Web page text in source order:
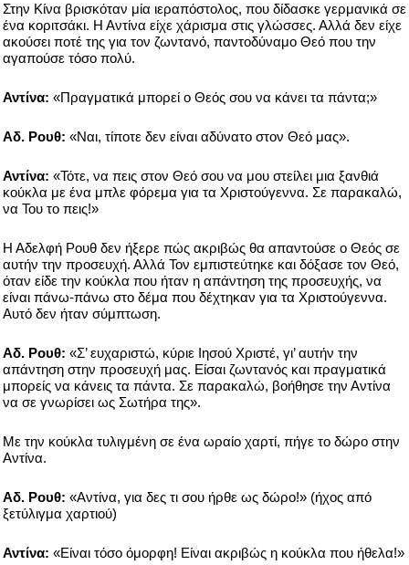
Στην Κίνα βρισκόταν μία ιεραπόστολος, που δίδασκε γερμανικά σε
ένα κοριτσάκι. Η Αντίνα είχε χάρισμα στις γλώσσες. Αλλά δεν είχε
ακούσει ποτέ της για τον ζωντανό, παντοδύναμο Θεό που την
αγαπούσε τόσο πολύ.
Αντίνα: «Πραγματικά μπορεί ο Θεός σου να κάνει τα πάντα;»
Αδ. Ρουθ: «Ναι, τίποτε δεν είναι αδύνατο στον Θεό μας».
Αντίνα: «Τότε, να πεις στον Θεό σου να μου στείλει μια ξανθιά
κούκλα με ένα μπλε φόρεμα για τα Χριστούγεννα. Σε παρακαλώ,
να Του το πεις!»
Η Αδελφή Ρουθ δεν ήξερε πώς ακριβώς θα απαντούσε ο Θεός σε
αυτήν την προσευχή. Αλλά Τον εμπιστεύτηκε και δόξασε τον Θεό,
όταν είδε την κούκλα που ήταν η απάντηση της προσευχής, να
είναι πάνω-πάνω στο δέμα που δέχτηκαν για τα Χριστούγεννα.
Αυτό δεν ήταν σύμπτωση.
Αδ. Ρουθ: «Σ’ ευχαριστώ, κύριε Ιησού Χριστέ, γι’ αυτήν την
απάντηση στην προσευχή μας. Είσαι ζωντανός και πραγματικά
μπορείς να κάνεις τα πάντα. Σε παρακαλώ, βοήθησε την Αντίνα
να σε γνωρίσει ως Σωτήρα της».
Με την κούκλα τυλιγμένη σε ένα ωραίο χαρτί, πήγε το δώρο στην
Αντίνα.
Αδ. Ρουθ: «Αντίνα, για δες τι σου ήρθε ως δώρο!» (ήχος από
ξετύλιγμα χαρτιού)
Αντίνα: «Είναι τόσο όμορφη! Είναι ακριβώς η κούκλα που ήθελα!»